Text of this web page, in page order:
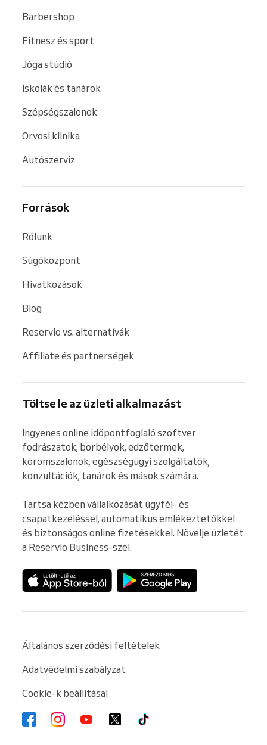
Barbershop
Fitnesz és sport
Jóga stúdió
Iskolák és tanárok
Szépségszalonok
Orvosi klinika
Autószerviz
Források
Rólunk
Súgóközpont
Hivatkozások
Blog
Reservio vs. alternatívák
Affiliate és partnerségek
Töltse le az üzleti alkalmazást
Ingyenes online időpontfoglaló szoftver
fodrászatok, borbélyok, edzőtermek,
körömszalonok, egészségügyi szolgáltatók,
konzultációk, tanárok és mások számára.
Tartsa kézben vállalkozását ügyfél- és
csapatkezeléssel, automatikus emlékeztetőkkel
és biztonságos online fizetésekkel. Növelje üzletét
a Reservio Business-szel.
Általános szerződési feltételek
Adatvédelmi szabályzat
Cookie-k beállításai